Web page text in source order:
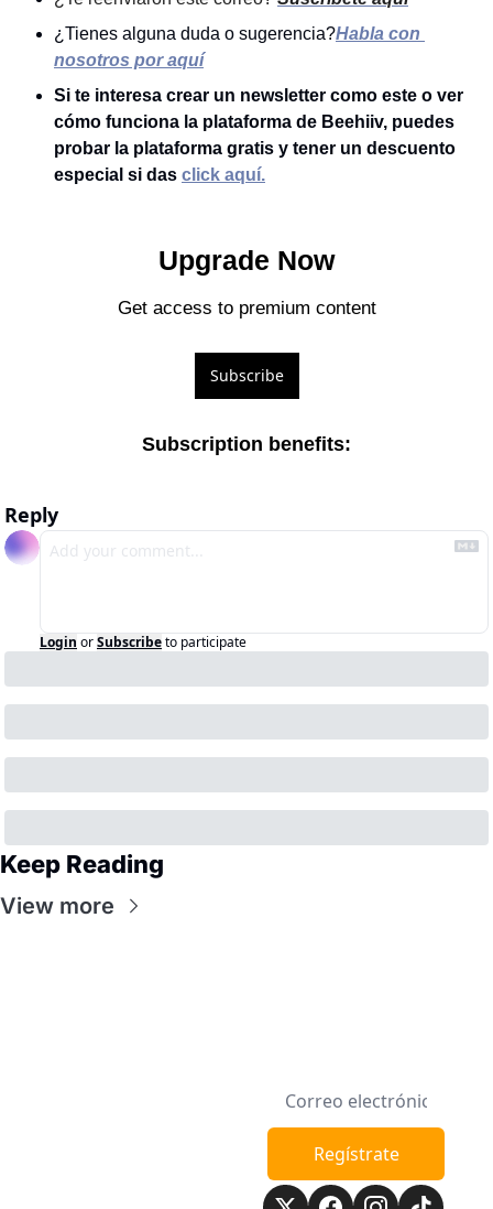
¿Tienes alguna duda o sugerencia?Habla con
nosotros por aquí
Si te interesa crear un newsletter como este o ver
cómo funciona la plataforma de Beehiiv, puedes
probar la plataforma gratis y tener un descuento
especial si das click aquí.
Upgrade Now
Get access to premium content
Subscribe
Subscription benefits:
Reply
Login orSubscribeto participate
Keep Reading
View more
Regístrate